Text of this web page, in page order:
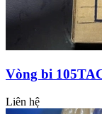
Vòng bi
Liên hệ